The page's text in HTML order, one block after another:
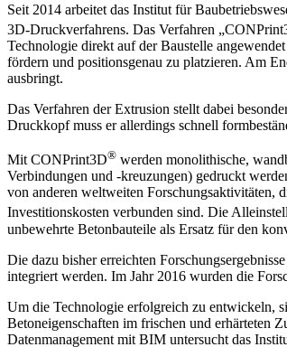
Seit 2014 arbeitet das Institut für
3D-Druckverfahrens. Das Verfahren
Technologie direkt auf der Baustelle
fördern und positionsgenau zu platzieren. Am
ausbringt.
Das Verfahren der Extrusion stellt dabei
Druckkopf muss er allerdings schnell
Mit CONPrint3D® werden monolithische,
Verbindungen und -kreuzungen) gedruckt
von anderen weltweiten Forschungsaktivitäten,
Investitionskosten verbunden sind. Die
unbewehrte Betonbauteile als Ersatz für den
Die dazu bisher erreichten
integriert werden. Im Jahr 2016 wurden die
Um die Technologie erfolgreich zu entwickeln,
Betoneigenschaften im frischen und erhärteten
Datenmanagement mit BIM untersucht das